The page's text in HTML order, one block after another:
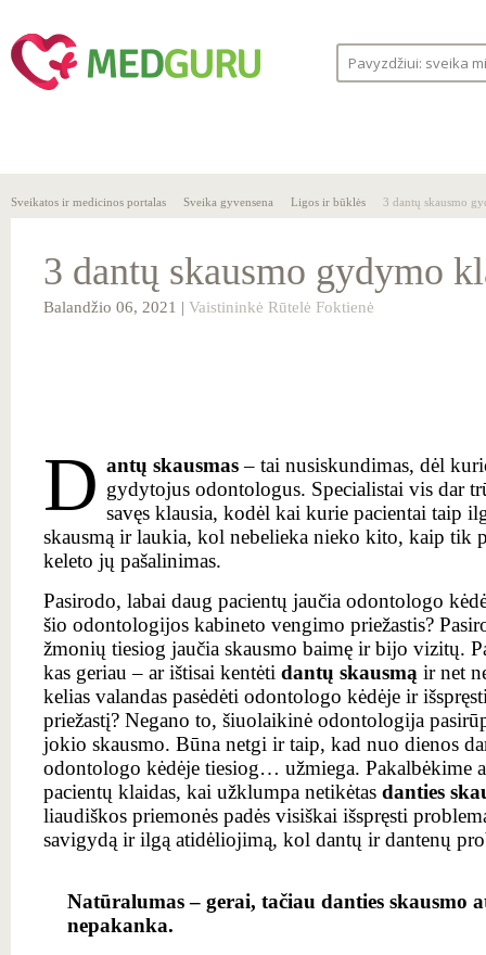
Sveikatos ir medicinos portalas Sveika gyvensena Ligos ir būklės 3 dantų skausmo
3 dantų skausmo gydymo
Balandžio 06, 2021 | Vaistininkė Rūtelė Foktienė
D antų skausmas– tai nusiskundimas, dėl
gydytojus odontologus. Specialistai vis dar
savęs klausia, kodėl kai kurie pacientai taip
skausmą ir laukia, kol nebelieka nieko kito, kaip tik
keleto jų pašalinimas.
Pasirodo, labai daug pacientų jaučia odontologo
šio odontologijos kabineto vengimo priežastis?
žmonių tiesiog jaučia skausmo baimę ir bijo vizitų.
kas geriau – ar ištisai kentėti dantų skausmą ir net
kelias valandas pasėdėti odontologo kėdėje ir
priežastį? Negano to, šiuolaikinė odontologija
jokio skausmo. Būna netgi ir taip, kad nuo dienos
odontologo kėdėje tiesiog… užmiega. Pakalbėkime
pacientų klaidas, kai užklumpa netikėtas danties
liaudiškos priemonės padės visiškai išspręsti
savigydą ir ilgą atidėliojimą, kol dantų ir dantenų
Natūralumas – gerai, tačiau danties skausmo
nepakanka.